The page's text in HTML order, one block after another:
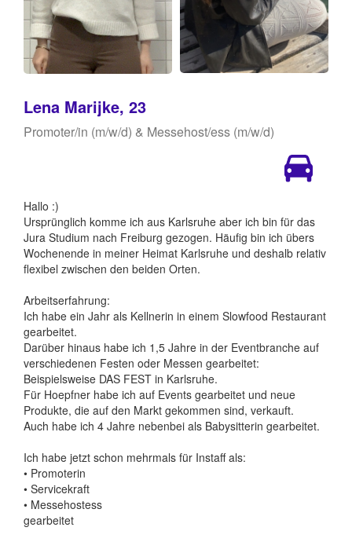
Lena Marijke, 23
Promoter/in (m/w/d) & Messehost/ess (m/w/d)
Hallo :)
Ursprünglich komme ich aus Karlsruhe aber ich bin für das
Jura Studium nach Freiburg gezogen. Häufig bin ich übers
Wochenende in meiner Heimat Karlsruhe und deshalb relativ
flexibel zwischen den beiden Orten.
Arbeitserfahrung:
Ich habe ein Jahr als Kellnerin in einem Slowfood Restaurant
gearbeitet.
Darüber hinaus habe ich 1,5 Jahre in der Eventbranche auf
verschiedenen Festen oder Messen gearbeitet:
Beispielsweise DAS FEST in Karlsruhe.
Für Hoepfner habe ich auf Events gearbeitet und neue
Produkte, die auf den Markt gekommen sind, verkauft.
Auch habe ich 4 Jahre nebenbei als Babysitterin gearbeitet.
Ich habe jetzt schon mehrmals für Instaff als:
• Promoterin
• Servicekraft
• Messehostess
gearbeitet